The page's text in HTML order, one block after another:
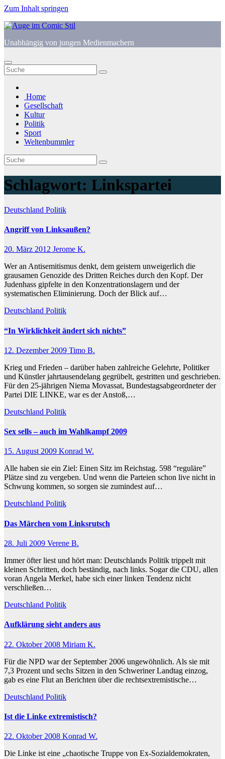
Zum Inhalt springen
Unabhängig von jungen Medienmachern
Home
Gesellschaft
Kultur
Politik
Sport
Weltenbummler
Schlagwort: Linkspartei
Deutschland Politik
Angriff von Linksaußen?
20. März 2012 Jerome K.
Wer an Antisemitismus denkt, dem geistern unweigerlich die
grausamen Genozide des Dritten Reiches durch den Kopf. Der
Judenhass gipfelte in den Konzentrationslagern und der
systematischen Eliminierung. Doch der Blick auf…
Deutschland Politik
“In Wirklichkeit ändert sich nichts”
12. Dezember 2009 Timo B.
Krieg und Frieden – darüber haben zahlreiche Gelehrte, Politiker
und Künstler jahrtausendelang gegrübelt, gestritten und geschrieben.
Für den 25-jährigen Niema Movassat, Bundestagsabgeordneter der
Partei DIE LINKE, war es der Anstoß,…
Deutschland Politik
Sex sells – auch im Wahlkampf 2009
15. August 2009 Konrad W.
Alle haben sie ein Ziel: Einen Sitz im Reichstag. 598 “reguläre”
Plätze sind zu vergeben. Und wenn die Parteien schon live nicht in
Schwung kommen, so sorgen sie zumindest auf…
Deutschland Politik
Das Märchen vom Linksrutsch
28. Juli 2009 Verene B.
Immer öfter liest und hört man: Deutschlands Politik trippelt mit
kleinen Schritten, doch beständig, nach links. Sogar die CDU, allen
voran Angela Merkel, habe sich einer linken Tendenz nicht
verschließen…
Deutschland Politik
Aufklärung sieht anders aus
22. Oktober 2008 Miriam K.
Für die NPD war der September 2006 ungewöhnlich. Als sie mit
7,3 Prozent und sechs Sitzen in den Schweriner Landtag einzog,
gab es eine Flut an Berichten über die rechtsextremistische…
Deutschland Politik
Ist die Linke extremistisch?
22. Oktober 2008 Konrad W.
Die Linke ist eine „chaotische Truppe von Ex-Sozialdemokraten,